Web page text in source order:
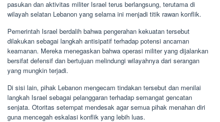
pasukan dan aktivitas militer Israel terus berlangsung, terutama di
wilayah selatan Lebanon yang selama ini menjadi titik rawan konflik.
Pemerintah Israel berdalih bahwa pengerahan kekuatan tersebut
dilakukan sebagai langkah antisipatif terhadap potensi ancaman
keamanan. Mereka menegaskan bahwa operasi militer yang dijalankan
bersifat defensif dan bertujuan melindungi wilayahnya dari serangan
yang mungkin terjadi.
Di sisi lain, pihak Lebanon mengecam tindakan tersebut dan menilai
langkah Israel sebagai pelanggaran terhadap semangat gencatan
senjata. Otoritas setempat mendesak agar semua pihak menahan diri
guna mencegah eskalasi konflik yang lebih luas.